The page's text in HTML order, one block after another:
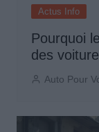
Actus Info
Pourquoi
des
Auto Pour